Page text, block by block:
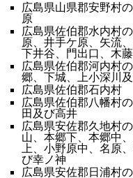
広島県山県郡安野村
原
広島県佐伯郡水内村
原、井手ケ原、矢流
下井谷、門出口、木
広島県佐伯郡河内村
郷、下城、上小深川及
広島県佐伯郡石内村
広島県佐伯郡八幡村
田及び高井
広島県安佐郡久地村
山、本郷下、本郷中
上、小野原中、名原
び幸ノ神
広島県安佐郡日浦村